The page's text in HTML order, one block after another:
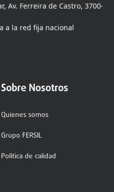
Av. Ferreira de Castro, 3700-
a la red fija nacional
Sobre Nosotros
Quienes somos
Grupo FERSIL
Política de calidad